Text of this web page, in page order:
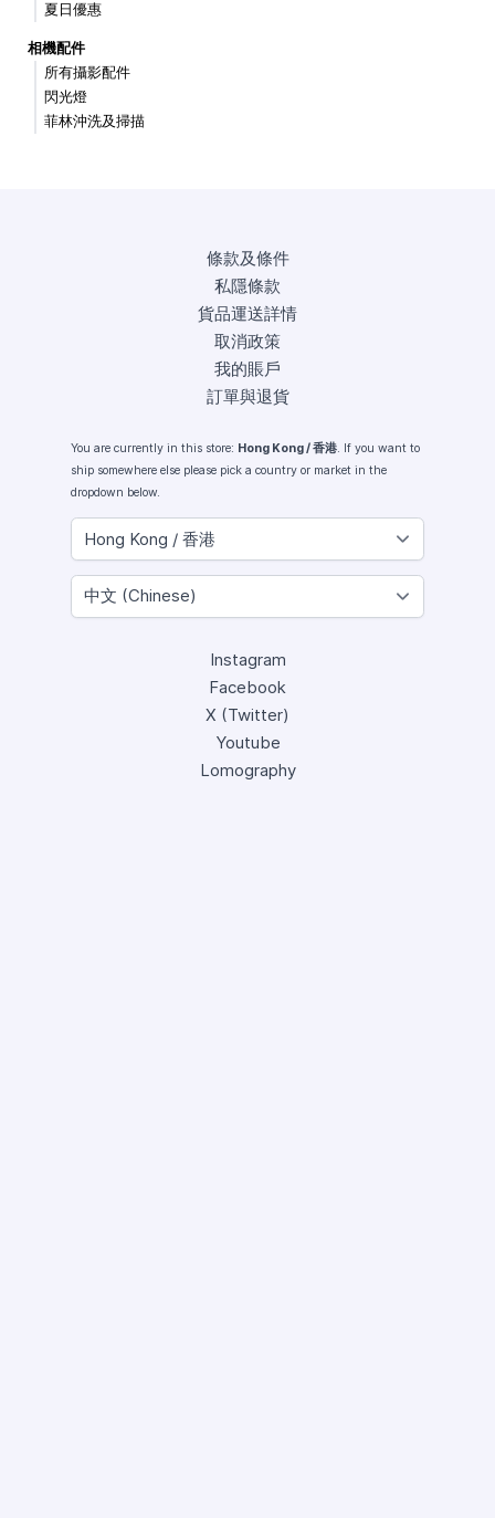
夏日優惠
相機配件
所有攝影配件
閃光燈
菲林沖洗及掃描
條款及條件
私隱條款
貨品運送詳情
取消政策
我的賬戶
訂單與退貨
You are currently in this store: Hong Kong / 香港. If you want to
ship somewhere else please pick a country or market in the
dropdown below.
Instagram
Facebook
X (Twitter)
Youtube
Lomography